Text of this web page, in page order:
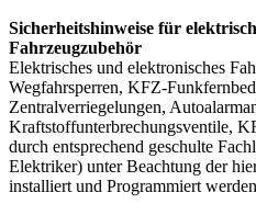
Sicherheitshinweise für
Fahrzeugzubehör
Elektrisches und elektronisches
Wegfahrsperren, KFZ-
Zentralverriegelungen,
Kraftstoffunterbrechungsventile,
durch entsprechend geschulte
Elektriker) unter Beachtung der
installiert und Programmiert